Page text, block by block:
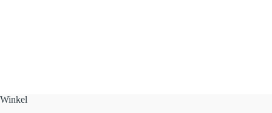
Winkel